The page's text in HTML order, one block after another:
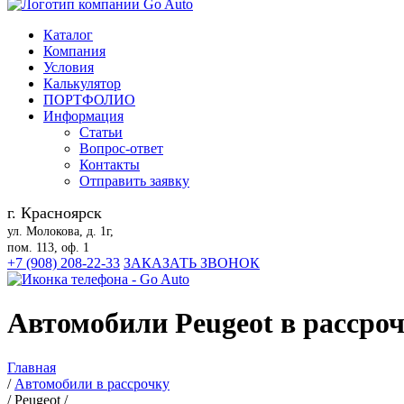
Каталог
Компания
Условия
Калькулятор
ПОРТФОЛИО
Информация
Статьи
Вопрос-ответ
Контакты
Отправить заявку
г. Красноярск
ул. Молокова, д. 1г,
пом. 113, оф. 1
+7 (908) 208-22-33 ЗАКАЗАТЬ ЗВОНОК
Автомобили Peugeot в
Главная
/ Автомобили в рассрочку
/Peugeot /